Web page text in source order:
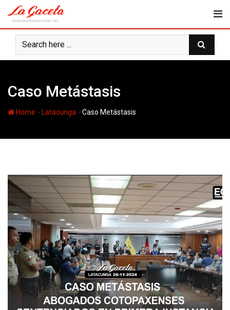
content
Caso Metástasis
Home - Latacunga -Caso Metástasis